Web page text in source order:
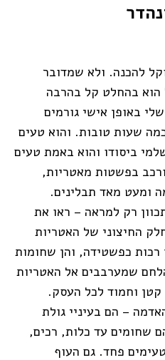
להכנה. ולא שמדובר
בהחלט קל בהרבה
באופן אישי גורמים
שעות טובות. והוא טעים
ביסודו והוא באמת טעים
בפשטות מאטריות,
ומעט מאד תבלינים.
רק למראה – ראו את
החיצוני של האטריות
רכות כפשטידה, והן שחומות
שמערבבים אל האטריות
וחמוד לכל העסק.
– הם בעיניי גולת
שחומים עד כלות, רכים,
פחד. גם העוף